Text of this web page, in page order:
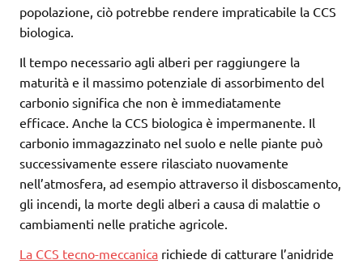
popolazione, ciò potrebbe rendere impraticabile la CCS
biologica.
Il tempo necessario agli alberi per raggiungere la
maturità e il massimo potenziale di assorbimento del
carbonio significa che non è immediatamente
efficace. Anche la CCS biologica è impermanente. Il
carbonio immagazzinato nel suolo e nelle piante può
successivamente essere rilasciato nuovamente
nell’atmosfera, ad esempio attraverso il disboscamento,
gli incendi, la morte degli alberi a causa di malattie o
cambiamenti nelle pratiche agricole.
La CCS tecno-meccanica richiede di catturare l’anidride